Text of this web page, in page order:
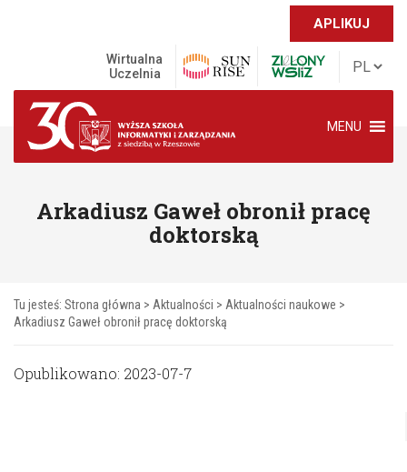
APLIKUJ
Wirtualna
Uczelnia
MENU
Arkadiusz Gaweł obronił pracę
doktorską
Tu jesteś: Strona główna > Aktualności > Aktualności naukowe >
Arkadiusz Gaweł obronił pracę doktorską
Opublikowano: 2023-07-7